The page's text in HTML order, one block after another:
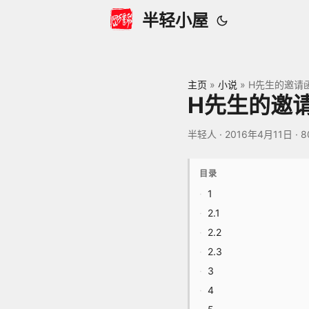
半轻小屋
主页 » 小说 » H先生的邀请
H先生的邀
半轻人 · 2016年4月11日 ·
目录
1
2.1
2.2
2.3
3
4